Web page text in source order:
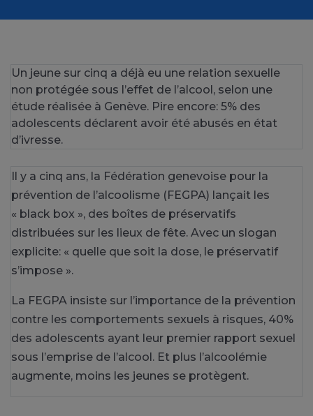
Un jeune sur cinq a déjà eu une relation sexuelle
non protégée sous l’effet de l’alcool, selon une
étude réalisée à Genève. Pire encore: 5% des
adolescents déclarent avoir été abusés en état
d’ivresse.
Il y a cinq ans, la Fédération genevoise pour la
prévention de l’alcoolisme (FEGPA) lançait les
« black box », des boîtes de préservatifs
distribuées sur les lieux de fête. Avec un slogan
explicite: « quelle que soit la dose, le préservatif
s’impose ».
La FEGPA insiste sur l’importance de la prévention
contre les comportements sexuels à risques, 40%
des adolescents ayant leur premier rapport sexuel
sous l’emprise de l’alcool. Et plus l’alcoolémie
augmente, moins les jeunes se protègent.